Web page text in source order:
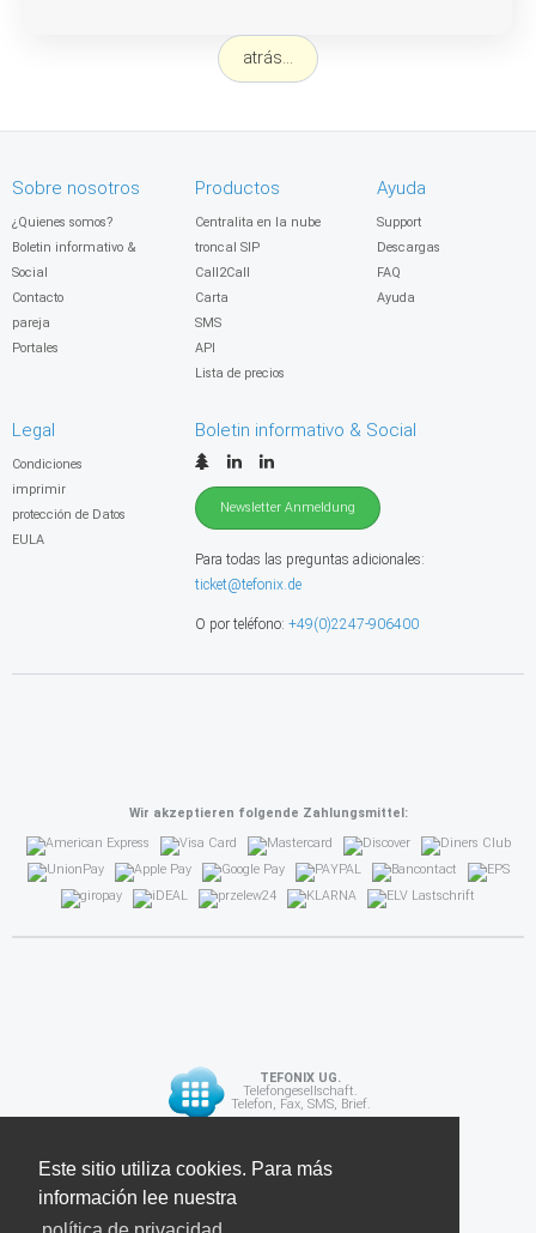
Diese Seite verwendet Cookies. Für weitere
Informationen lesen Sie unsere
Este sitio utiliza cookies. Para más
información lee nuestra
atrás...
Sobre nosotros
¿Quienes somos?
Boletin informativo &
Social
Contacto
pareja
Portales
Productos
Centralita en la nube
troncal SIP
Call2Call
Carta
SMS
API
Lista de precios
Ayuda
Support
Descargas
FAQ
Ayuda
Legal
Condiciones
imprimir
protección de Datos
EULA
Boletin informativo & Social
Newsletter Anmeldung
Para todas las preguntas adicionales:
ticket@tefonix.de
O por teléfono: +49(0)2247-906400
Wir akzeptieren folgende Zahlungsmittel:
TEFONIX UG.
Telefongesellschaft.
Telefon, Fax, SMS, Brief.
API